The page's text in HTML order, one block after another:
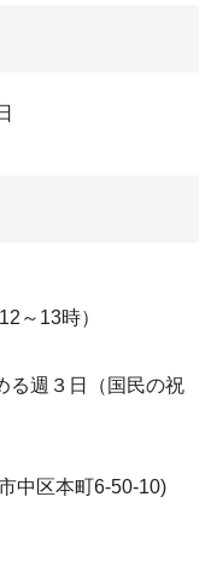
～13時）
る週３日（国民の祝
中区本町6-50-10)